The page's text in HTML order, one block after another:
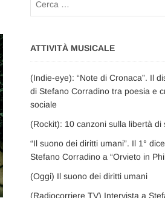
ATTIVITÀ MUSICALE
(Indie-eye): “Note di Cronaca”. Il
di Stefano Corradino tra poesia e
sociale
(Rockit): 10 canzoni sulla libertà di
“Il suono dei diritti umani”. Il 1°
Stefano Corradino a “Orvieto in
(Oggi) Il suono dei diritti umani
(Radiocorriere TV) Intervista a